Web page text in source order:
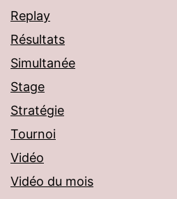
Replay
Résultats
Simultanée
Stage
Stratégie
Tournoi
Vidéo
Vidéo du mois